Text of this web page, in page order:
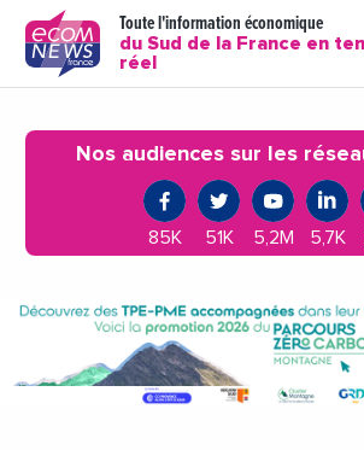
Toute l'information économique
du Sud de la France en
réel
Nos audiences sur les
85K 51K 5,2M 5,7K